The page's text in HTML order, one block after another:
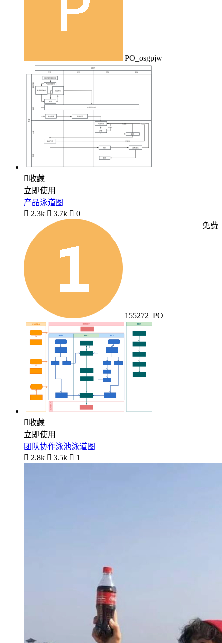
PO_osgpjw
收藏
立即使用
产品泳道图
 2.3k  3.7k  0
155272_PO
免费
收藏
立即使用
团队协作泳池泳道图
 2.8k  3.5k  1